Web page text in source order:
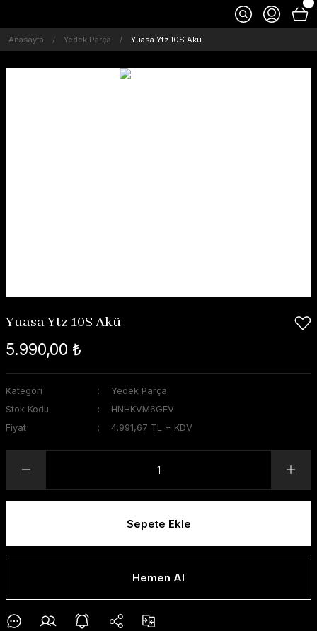
Anasayfa Yedek Parça Yuasa Ytz 10S Akü
Yuasa Ytz 10S Akü
5.990,00 ₺
Kategori
Yedek Parça
Stok Kodu
HNHKVM6GEV
Fiyat
4.991,67 TL + KDV
Sepete Ekle
Hemen Al